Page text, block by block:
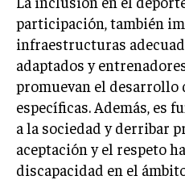
EXPANSIÓN GLOBAL
IMPORTACIÓN Y
ALIANZAS
TECNOLOGIA
SOSTENIBILIDAD Y
GESTIÓN DE LA
participación, también
infraestructuras
adaptados y
promuevan el desarrollo
específicas. Además, es
a la sociedad y derribar
aceptación y el respeto
discapacidad en el